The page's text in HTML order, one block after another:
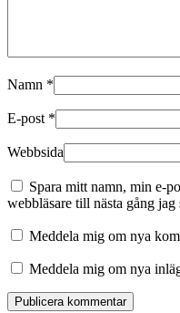
Namn *
E-post *
Webbsida
Spara mitt namn, min e-
webbläsare till nästa gång
Meddela mig om nya
Meddela mig om nya